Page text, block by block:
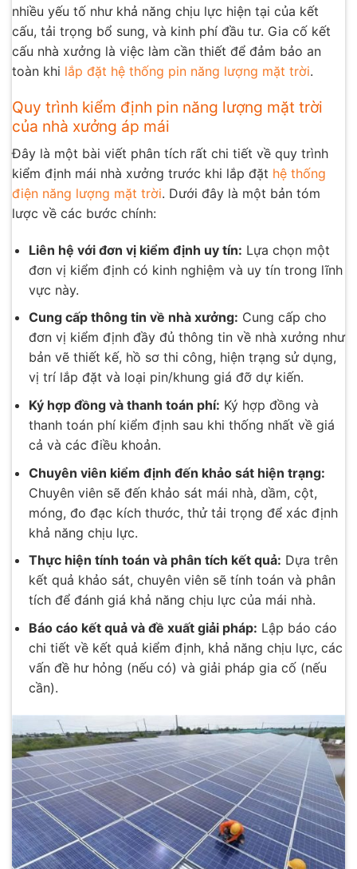
nhiều yếu tố như khả năng chịu lực hiện tại của kết
cấu, tải trọng bổ sung, và kinh phí đầu tư. Gia cố kết
cấu nhà xưởng là việc làm cần thiết để đảm bảo an
toàn khi lắp đặt hệ thống pin năng lượng mặt trời.
Quy trình kiểm định pin năng lượng mặt trời
của nhà xưởng áp mái
Đây là một bài viết phân tích rất chi tiết về quy trình
kiểm định mái nhà xưởng trước khi lắp đặt hệ thống
điện năng lượng mặt trời. Dưới đây là một bản tóm
lược về các bước chính:
Liên hệ với đơn vị kiểm định uy tín: Lựa chọn một
đơn vị kiểm định có kinh nghiệm và uy tín trong lĩnh
vực này.
Cung cấp thông tin về nhà xưởng: Cung cấp cho
đơn vị kiểm định đầy đủ thông tin về nhà xưởng như
bản vẽ thiết kế, hồ sơ thi công, hiện trạng sử dụng,
vị trí lắp đặt và loại pin/khung giá đỡ dự kiến.
Ký hợp đồng và thanh toán phí: Ký hợp đồng và
thanh toán phí kiểm định sau khi thống nhất về giá
cả và các điều khoản.
Chuyên viên kiểm định đến khảo sát hiện trạng:
Chuyên viên sẽ đến khảo sát mái nhà, dầm, cột,
móng, đo đạc kích thước, thử tải trọng để xác định
khả năng chịu lực.
Thực hiện tính toán và phân tích kết quả: Dựa trên
kết quả khảo sát, chuyên viên sẽ tính toán và phân
tích để đánh giá khả năng chịu lực của mái nhà.
Báo cáo kết quả và đề xuất giải pháp: Lập báo cáo
chi tiết về kết quả kiểm định, khả năng chịu lực, các
vấn đề hư hỏng (nếu có) và giải pháp gia cố (nếu
cần).